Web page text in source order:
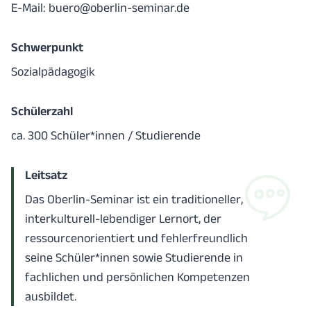
E-Mail: buero@oberlin-seminar.de
Schwerpunkt
Sozialpädagogik
Schülerzahl
ca. 300 Schüler*innen / Studierende
Leitsatz
Das Oberlin-Seminar ist ein traditioneller,
interkulturell-lebendiger Lernort, der
ressourcenorientiert und fehlerfreundlich
seine Schüler*innen sowie Studierende in
fachlichen und persönlichen Kompetenzen
ausbildet.